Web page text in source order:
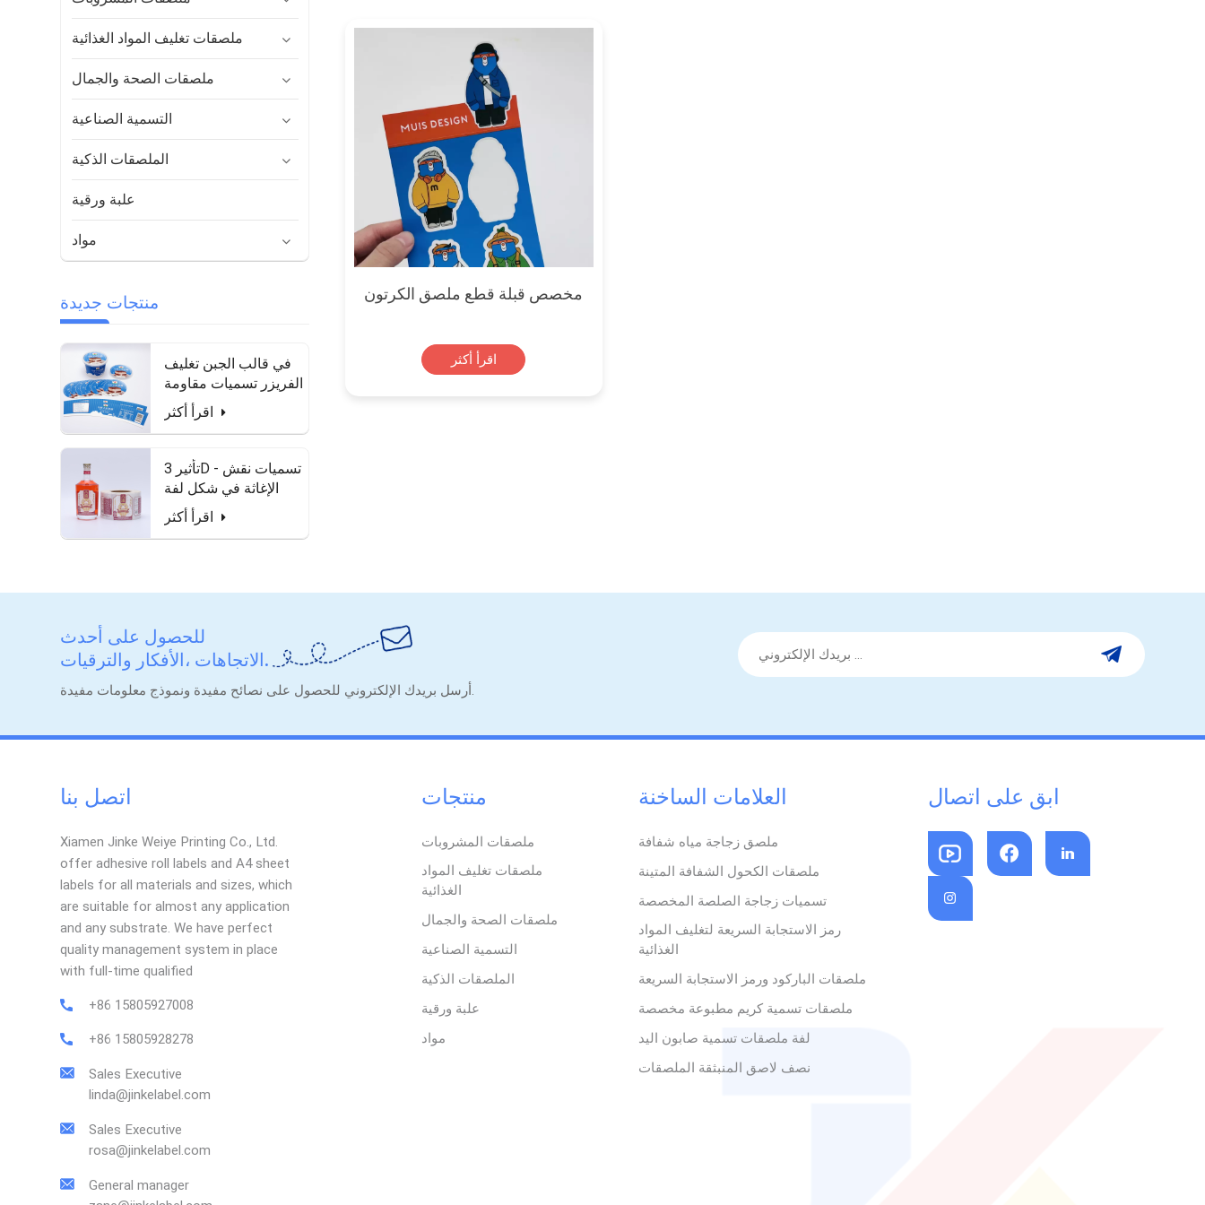
ملصقات تغليف المواد الغذائية
ملصقات الصحة والجمال
التسمية الصناعية
الملصقات الذكية
علبة ورقية
مواد
منتجات جديدة
في قالب الجبن تغليف
الفريزر تسميات مقاومة
للماء وآمنة للطعام
تأثير 3D - تسميات نقش
الإغاثة في شكل لفة
لزجاجة الخمور
مخصص قبلة قطع ملصق الكرتون
اقرأ أكثر
للحصول على أحدث
الاتجاهات ،الأفكار والترقيات.
أرسل بريدك الإلكتروني للحصول على نصائح مفيدة ونموذج معلومات مفيدة.
اتصل بنا
Xiamen Jinke Weiye Printing Co., Ltd.
offer adhesive roll labels and A4 sheet
labels for all materials and sizes, which
are suitable for almost any application
and any substrate. We have perfect
quality management system in place
with full-time qualified
+86 15805927008
+86 15805928278
Sales Executive
linda@jinkelabel.com
Sales Executive
rosa@jinkelabel.com
General manager
منتجات
ملصقات المشروبات
ملصقات تغليف المواد
الغذائية
ملصقات الصحة والجمال
التسمية الصناعية
الملصقات الذكية
علبة ورقية
مواد
العلامات الساخنة
ملصق زجاجة مياه شفافة
ملصقات الكحول الشفافة المتينة
تسميات زجاجة الصلصة المخصصة
رمز الاستجابة السريعة لتغليف المواد
الغذائية
ملصقات الباركود ورمز الاستجابة السريعة
ملصقات تسمية كريم مطبوعة مخصصة
لفة ملصقات تسمية صابون اليد
نصف لاصق المنبثقة الملصقات
ابق على اتصال